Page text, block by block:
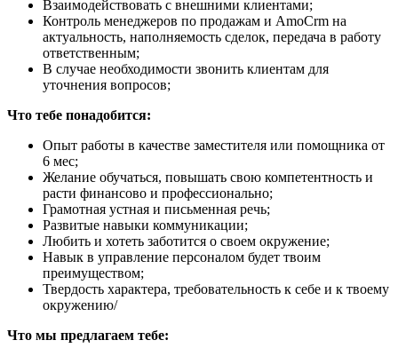
Взаимодействовать с внешними клиентами;
Контроль менеджеров по продажам и AmoCrm на
актуальность, наполняемость сделок, передача в работу
ответственным;
В случае необходимости звонить клиентам для
уточнения вопросов;
Что тебе понадобится:
Опыт работы в качестве заместителя или помощника от
6 мес;
Желание обучаться, повышать свою компетентность и
расти финансово и профессионально;
Грамотная устная и письменная речь;
Развитые навыки коммуникации;
Любить и хотеть заботится о своем окружение;
Навык в управление персоналом будет твоим
преимуществом;
Твердость характера, требовательность к себе и к твоему
окружению/
Что мы предлагаем тебе: